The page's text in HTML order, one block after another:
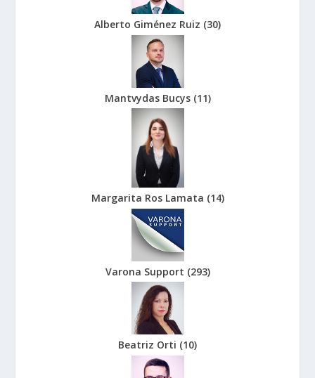
Alberto Giménez Ruiz (30)
Mantvydas Bucys (11)
Margarita Ros Lamata (14)
Varona Support (293)
Beatriz Orti (10)